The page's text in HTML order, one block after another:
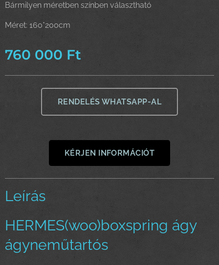
Bármilyen méretben színben választható
Méret: 160*200cm
760 000 Ft
RENDELÉS WHATSAPP-AL
KÉRJEN INFORMÁCIÓT
Leírás
HERMES(woo)boxspring ágy
ágyneműtartós